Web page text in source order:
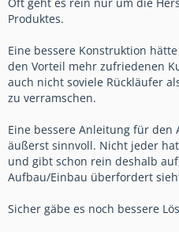
Produktes.
Eine bessere Konstruktion
den Vorteil mehr zufriedenen
auch nicht soviele Rückläufer
zu verramschen.
Eine bessere Anleitung für den
äußerst sinnvoll. Nicht jeder
und gibt schon rein deshalb
Aufbau/Einbau überfordert
Sicher gäbe es noch bessere